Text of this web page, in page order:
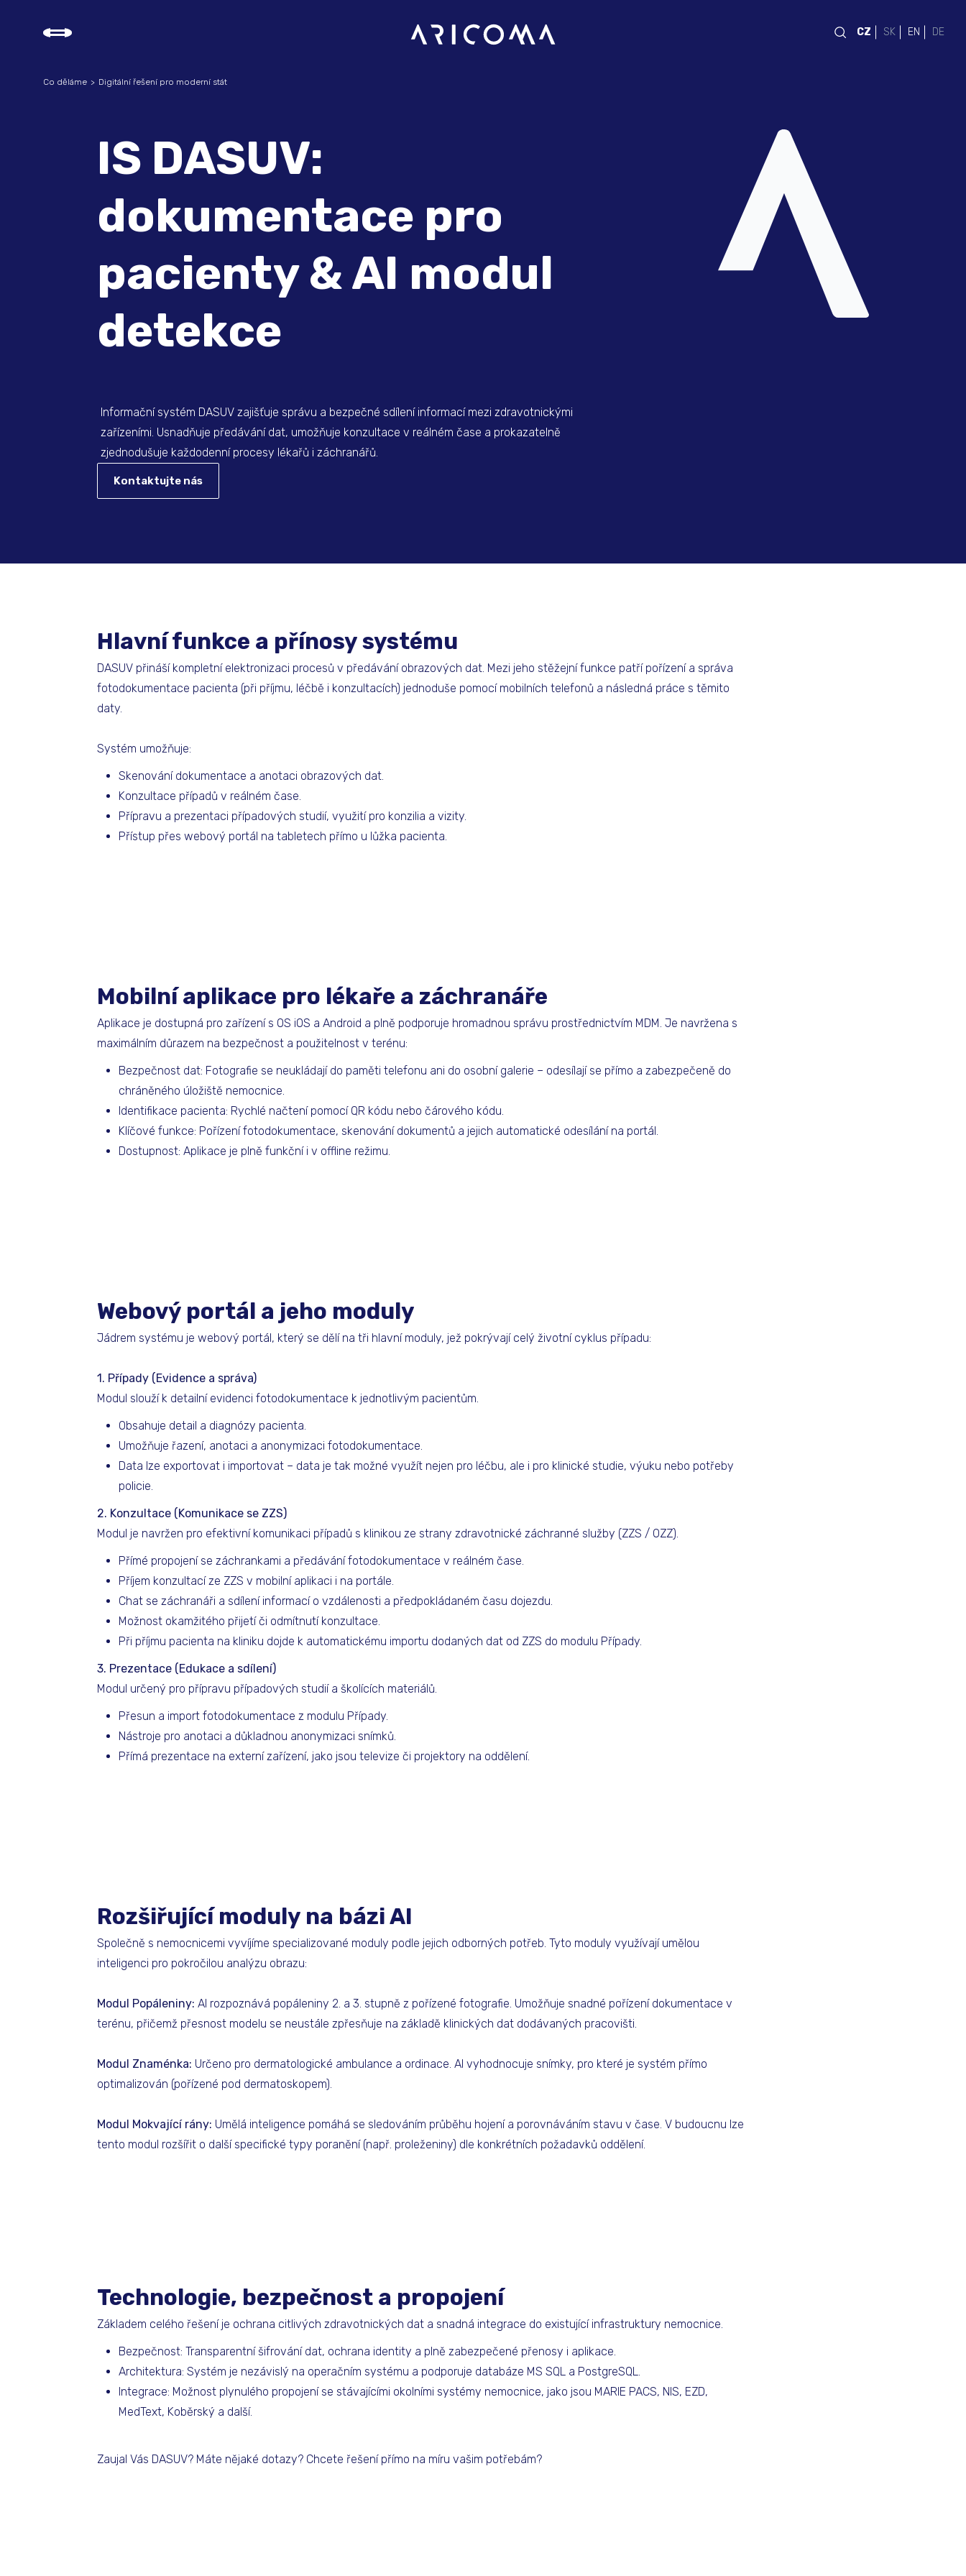
CZ SK EN DE
IS DASUV:
dokumentace pro
pacienty & AI modul
detekce
Informační systém DASUV zajišťuje správu a bezpečné sdílení informací mezi zdravotnickými
zařízeními. Usnadňuje předávání dat, umožňuje konzultace v reálném čase a prokazatelně
zjednodušuje každodenní procesy lékařů i záchranářů.
Kontaktujte nás
Co děláme Digitální řešení pro moderní stát
Hlavní funkce a přínosy systému
DASUV přináší kompletní elektronizaci procesů v předávání obrazových dat. Mezi jeho stěžejní funkce patří pořízení a správa
fotodokumentace pacienta (při příjmu, léčbě i konzultacích) jednoduše pomocí mobilních telefonů a následná práce s těmito
daty.
Systém umožňuje:
Skenování dokumentace a anotaci obrazových dat.
Konzultace případů v reálném čase.
Přípravu a prezentaci případových studií, využití pro konzilia a vizity.
Přístup přes webový portál na tabletech přímo u lůžka pacienta.
Mobilní aplikace pro lékaře a záchranáře
Aplikace je dostupná pro zařízení s OS iOS a Android a plně podporuje hromadnou správu prostřednictvím MDM. Je navržena s
maximálním důrazem na bezpečnost a použitelnost v terénu:
Bezpečnost dat: Fotografie se neukládají do paměti telefonu ani do osobní galerie – odesílají se přímo a zabezpečeně do
chráněného úložiště nemocnice.
Identifikace pacienta: Rychlé načtení pomocí QR kódu nebo čárového kódu.
Klíčové funkce: Pořízení fotodokumentace, skenování dokumentů a jejich automatické odesílání na portál.
Dostupnost: Aplikace je plně funkční i v offline režimu.
Webový portál a jeho moduly
Jádrem systému je webový portál, který se dělí na tři hlavní moduly, jež pokrývají celý životní cyklus případu:
1. Případy (Evidence a správa)
Modul slouží k detailní evidenci fotodokumentace k jednotlivým pacientům.
Obsahuje detail a diagnózy pacienta.
Umožňuje řazení, anotaci a anonymizaci fotodokumentace.
Data lze exportovat i importovat – data je tak možné využít nejen pro léčbu, ale i pro klinické studie, výuku nebo potřeby
policie.
2. Konzultace (Komunikace se ZZS)
Modul je navržen pro efektivní komunikaci případů s klinikou ze strany zdravotnické záchranné služby (ZZS / OZZ).
Přímé propojení se záchrankami a předávání fotodokumentace v reálném čase.
Příjem konzultací ze ZZS v mobilní aplikaci i na portále.
Chat se záchranáři a sdílení informací o vzdálenosti a předpokládaném času dojezdu.
Možnost okamžitého přijetí či odmítnutí konzultace.
Při příjmu pacienta na kliniku dojde k automatickému importu dodaných dat od ZZS do modulu Případy.
3. Prezentace (Edukace a sdílení)
Modul určený pro přípravu případových studií a školících materiálů.
Přesun a import fotodokumentace z modulu Případy.
Nástroje pro anotaci a důkladnou anonymizaci snímků.
Přímá prezentace na externí zařízení, jako jsou televize či projektory na oddělení.
Rozšiřující moduly na bázi AI
Společně s nemocnicemi vyvíjíme specializované moduly podle jejich odborných potřeb. Tyto moduly využívají umělou
inteligenci pro pokročilou analýzu obrazu:
Modul Popáleniny: AI rozpoznává popáleniny 2. a 3. stupně z pořízené fotografie. Umožňuje snadné pořízení dokumentace v
terénu, přičemž přesnost modelu se neustále zpřesňuje na základě klinických dat dodávaných pracovišti.
Modul Znaménka: Určeno pro dermatologické ambulance a ordinace. AI vyhodnocuje snímky, pro které je systém přímo
optimalizován (pořízené pod dermatoskopem).
Modul Mokvající rány: Umělá inteligence pomáhá se sledováním průběhu hojení a porovnáváním stavu v čase. V budoucnu lze
tento modul rozšířit o další specifické typy poranění (např. proleženiny) dle konkrétních požadavků oddělení.
Technologie, bezpečnost a propojení
Základem celého řešení je ochrana citlivých zdravotnických dat a snadná integrace do existující infrastruktury nemocnice.
Bezpečnost: Transparentní šifrování dat, ochrana identity a plně zabezpečené přenosy i aplikace.
Architektura: Systém je nezávislý na operačním systému a podporuje databáze MS SQL a PostgreSQL.
Integrace: Možnost plynulého propojení se stávajícími okolními systémy nemocnice, jako jsou MARIE PACS, NIS, EZD,
MedText, Koběrský a další.
Zaujal Vás DASUV? Máte nějaké dotazy? Chcete řešení přímo na míru vašim potřebám?